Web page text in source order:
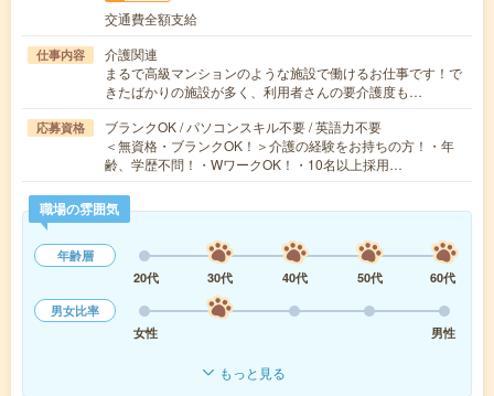
交通費全額支給
仕事内容
介護関連
まるで高級マンションのような施設で働けるお仕事です！で
きたばかりの施設が多く、利用者さんの要介護度も…
応募資格
ブランクOK / パソコンスキル不要 / 英語力不要
＜無資格・ブランクOK！＞介護の経験をお持ちの方！・年
齢、学歴不問！・WワークOK！・10名以上採用…
職場の雰囲気
年齢層
20代
30代 40代 50代
60代
男女比率
女性
男性
もっと見る